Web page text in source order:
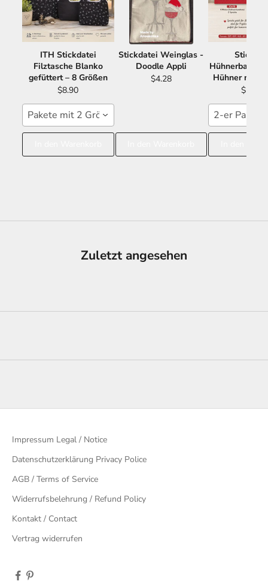
ITH Stickdatei
Filztasche Blanko
gefüttert – 8 Größen
$8.90
Pakete mit 2 Größen 15x24 16x26
Stickdatei Weinglas -
Doodle Appli
$4.28
Hühnerbande
Hühner mit
$11.21
2-er Paket
Zuletzt angesehen
Impressum Legal / Notice
Datenschutzerklärung Privacy Police
AGB / Terms of Service
Widerrufsbelehrung / Refund Policy
Kontakt / Contact
Vertrag widerrufen